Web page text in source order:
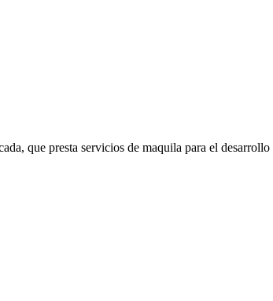
que presta servicios de maquila para el